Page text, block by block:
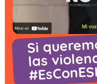
Si
las
#EsConESI